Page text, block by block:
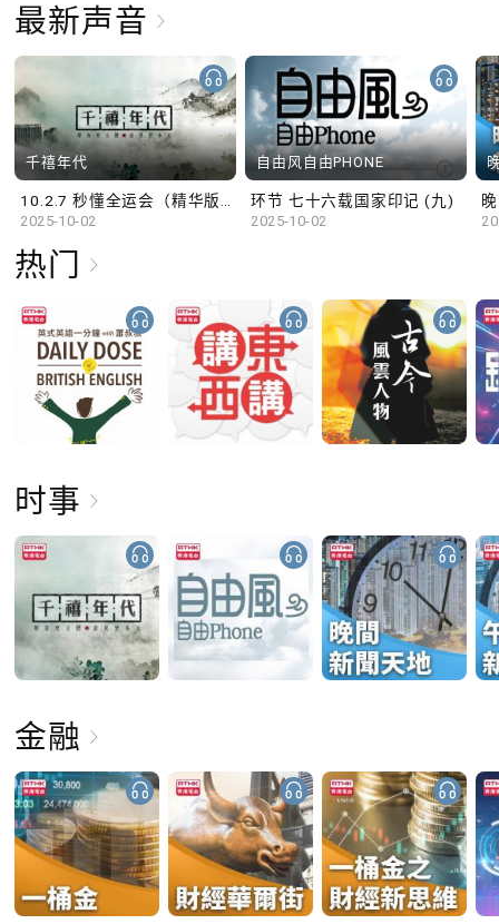
最新声音
千禧年代
2025-10-02
自由风自由PHONE
环节 七十六载国家印记 (九)
2025-10-02
热门
时事
金融